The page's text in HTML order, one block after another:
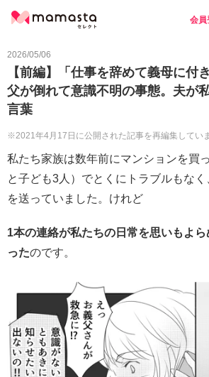
会員
2026/05/06
【前編】「仕事を辞めて義母に付
父が倒れて意識不明の事態。夫が
言葉
※2021年4月17日に公開された記事を再編集していま
私たち家族は数年前にマンションを買
と子ども3人）でとくにトラブルもな
を送っていました。けれど
1本の連絡が私たちの日常を思いもよ
ったのです。